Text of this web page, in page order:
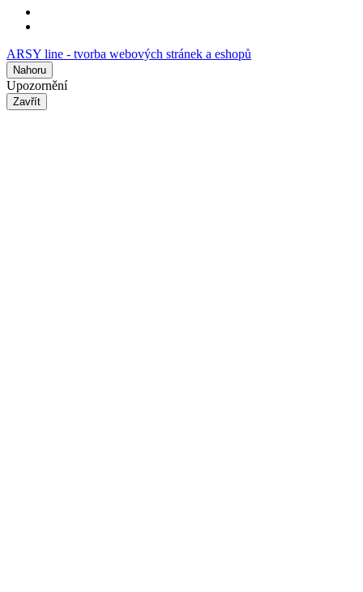
ARSY line - tvorba webových stránek a eshopů
Nahoru
Upozornění
Zavřít